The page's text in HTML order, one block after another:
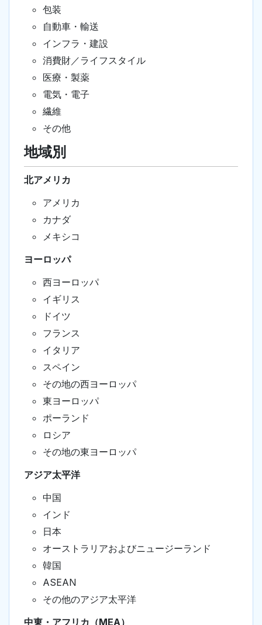
包装
自動車・輸送
インフラ・建設
消費財／ライフスタイル
医療・製薬
電気・電子
繊維
その他
地域別
北アメリカ
アメリカ
カナダ
メキシコ
ヨーロッパ
西ヨーロッパ
イギリス
ドイツ
フランス
イタリア
スペイン
その地の西ヨーロッパ
東ヨーロッパ
ポーランド
ロシア
その地の東ヨーロッパ
アジア太平洋
中国
インド
日本
オーストラリアおよびニュージーランド
韓国
ASEAN
その他のアジア太平洋
中東・アフリカ（MEA）